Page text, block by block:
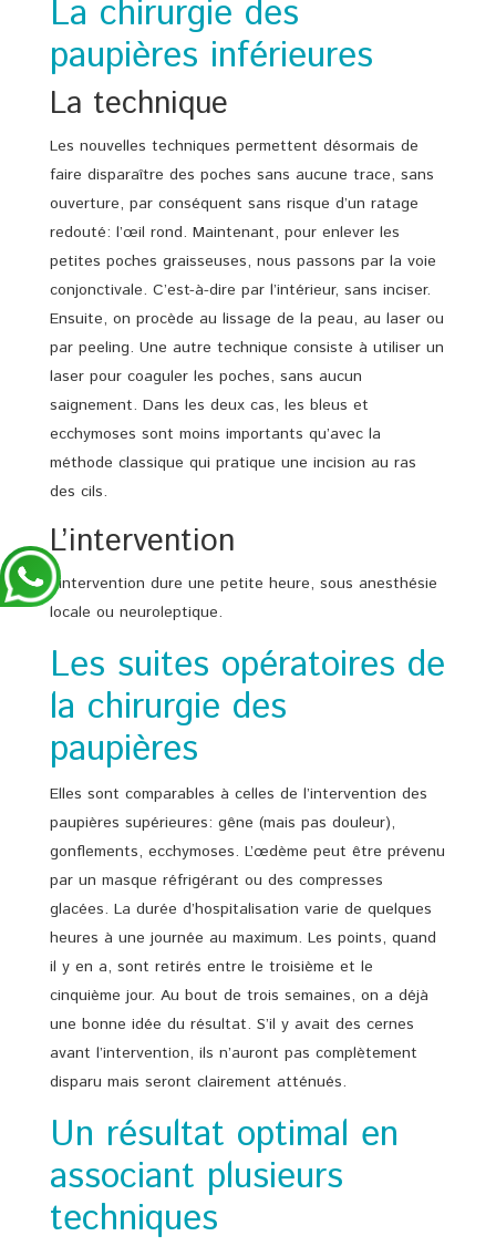
La chirurgie des
paupières inférieures
La technique
Les nouvelles techniques permettent désormais de
faire disparaître des poches sans aucune trace, sans
ouverture, par conséquent sans risque d’un ratage
redouté: l’œil rond. Maintenant, pour enlever les
petites poches graisseuses, nous passons par la voie
conjonctivale. C’est-à-dire par l’intérieur, sans inciser.
Ensuite, on procède au lissage de la peau, au laser ou
par peeling. Une autre technique consiste à utiliser un
laser pour coaguler les poches, sans aucun
saignement. Dans les deux cas, les bleus et
ecchymoses sont moins importants qu’avec la
méthode classique qui pratique une incision au ras
des cils.
L’intervention
L’intervention dure une petite heure, sous anesthésie
locale ou neuroleptique.
Les suites opératoires de
la chirurgie des
paupières
Elles sont comparables à celles de l’intervention des
paupières supérieures: gêne (mais pas douleur),
gonflements, ecchymoses. L’œdème peut être prévenu
par un masque réfrigérant ou des compresses
glacées. La durée d’hospitalisation varie de quelques
heures à une journée au maximum. Les points, quand
il y en a, sont retirés entre le troisième et le
cinquième jour. Au bout de trois semaines, on a déjà
une bonne idée du résultat. S’il y avait des cernes
avant l’intervention, ils n’auront pas complètement
disparu mais seront clairement atténués.
Un résultat optimal en
associant plusieurs
techniques